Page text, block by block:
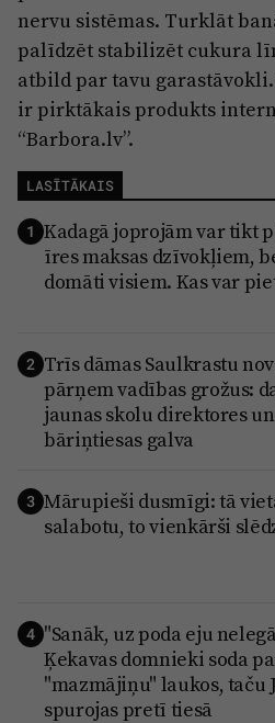
nervu sistēmas. Turklāt
palīdzēt stabilizēt cukura
atbild par tavu
ir pirktākais produkts
“Barbora.lv”.
LASĪTĀKAIS
1 Kadagā joprojām var tikt
īres maksas dzīvokļiem,
domāti visiem. Kas var
2 Trīs dāmas Saulkrastu
pārņem vadības grožus:
jaunas skolu direktores un
bāriņtiesas galva
3 Mārupieši dusmīgi: tā
salabotu, to vienkārši
4 "Sanāk, uz poda eju
Ķekavas domnieki soda
"mazmājiņu" laukos, taču
spurojas pretī tiesā